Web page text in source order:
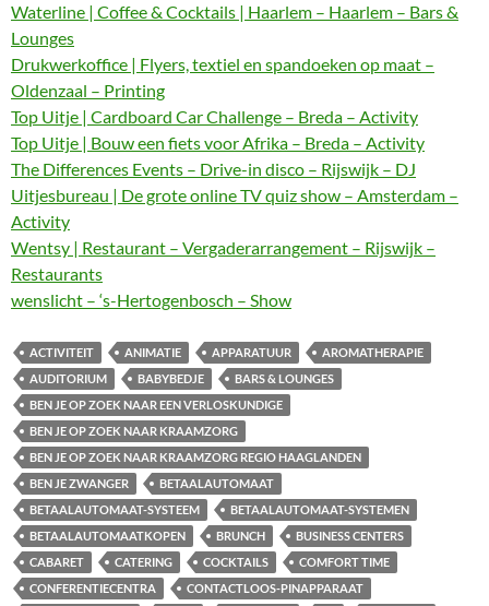
Waterline | Coffee & Cocktails | Haarlem – Haarlem – Bars &
Lounges
Drukwerkoffice | Flyers, textiel en spandoeken op maat –
Oldenzaal – Printing
Top Uitje | Cardboard Car Challenge – Breda – Activity
Top Uitje | Bouw een fiets voor Afrika – Breda – Activity
The Differences Events – Drive-in disco – Rijswijk – DJ
Uitjesbureau | De grote online TV quiz show – Amsterdam –
Activity
Wentsy | Restaurant – Vergaderarrangement – Rijswijk –
Restaurants
wenslicht – ‘s-Hertogenbosch – Show
ACTIVITEIT ANIMATIE APPARATUUR
AROMATHERAPIE
AUDITORIUM
BABYBEDJE
BARS & LOUNGES
BEN JE OP ZOEK NAAR EEN VERLOSKUNDIGE
BEN JE OP ZOEK NAAR KRAAMZORG
BEN JE OP ZOEK NAAR KRAAMZORG REGIO HAAGLANDEN
BEN JE ZWANGER
BETAALAUTOMAAT
BETAALAUTOMAAT-SYSTEEM
BETAALAUTOMAAT-SYSTEMEN
BETAALAUTOMAATKOPEN
BRUNCH
BUSINESS CENTERS
CABARET
CATERING COCKTAILS
COMFORT TIME
CONFERENTIECENTRA
CONTACTLOOS-PINAPPARAAT